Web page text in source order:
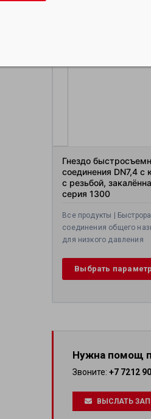
Гнездо
соединения DN7,4 с
с резьбой,
серия 1300
Все продукты |
соединения общего
для низкого давления
Выбрать
Нужна помощ
Звоните: +7 7212
ВЫСЛАТЬ